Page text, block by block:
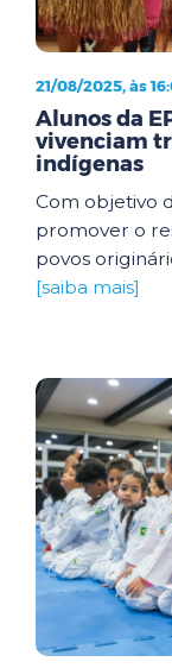
21/08/2025, às
Alunos da
vivenciam
indígenas
Com objetivo
promover o
povos
[saiba mais]